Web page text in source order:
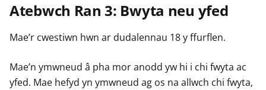
Atebwch Ran 3: Bwyta neu yfed
Mae’r cwestiwn hwn ar dudalennau 18 y ffurflen.
Mae’n ymwneud â pha mor anodd yw hi i chi fwyta ac
yfed. Mae hefyd yn ymwneud ag os na allwch chi fwyta,